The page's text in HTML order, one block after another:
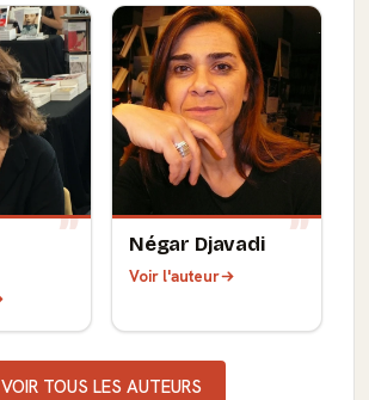
Négar Djavadi
Voir l'auteur
VOIR TOUS LES AUTEURS